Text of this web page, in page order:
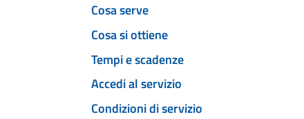
Cosa serve
Cosa si ottiene
Tempi e scadenze
Accedi al servizio
Condizioni di servizio